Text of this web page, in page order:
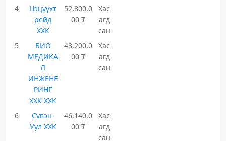
4
Цэцүүхт
рейд
ХХК
52,800,0
00 ₮
Хас
агд
сан
5
БИО
МЕДИКА
Л
ИНЖЕНЕ
РИНГ
ХХК ХХК
48,200,0
00 ₮
Хас
агд
сан
6
Сүвэн-
Уул ХХК
46,140,0
00 ₮
Хас
агд
сан